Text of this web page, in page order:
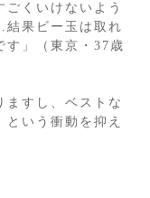
くいけないよう
果ビー玉は取れ
す」（東京・37歳
ますし、ベストな
いう衝動を抑え